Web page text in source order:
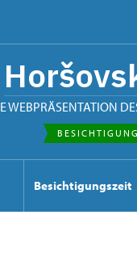
WEBPRÄSENTATION
Besichtigungszeit